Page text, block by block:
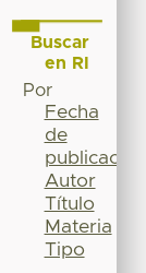
Buscar
en RI
Por
Fecha
de
publicación
Autor
Título
Materia
Tipo